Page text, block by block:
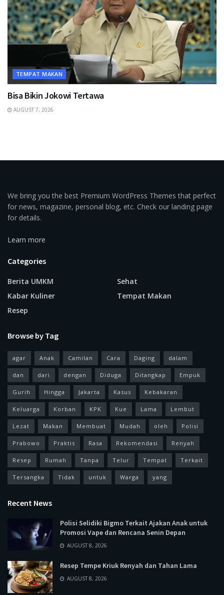
TEMPAT MAKAN
Bisa Bikin Jokowi Tertawa
AUGUST 7, 2026
We bring you the best Premium WordPress Themes that perfect
for news, magazine, personal blog, etc. Check our landing page
for details.
Learn more
Categories
Berita UMKM
Kabar Kuliner
Resep
Sehat
Tempat Makan
Browse by Tag
agar Anak Camilan Cara Daging dalam
dan dari dengan Diduga Ditangkap Empuk
Gurih Hingga Jakarta Kasus Kebakaran
Keluarga Korban KPK Kue Lama Lembut
Lezat Makan Membuat Mudah oleh Polisi
Prabowo Praktis Rasa Rekomendasi Renyah
Resep Rumah Tanpa Telur Tempat Terkait
Tersangka Tidak untuk Warga yang
Recent News
Polisi Selidiki Bigmo Terkait Ajakan Anak untuk
Promosi Vape dan Rencana Senin Depan
AUGUST 8, 2026
Resep Tempe Kriuk Renyah dan Tahan Lama
AUGUST 8, 2026